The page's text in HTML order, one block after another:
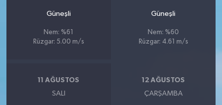
Güneşli
Nem: %61
Rüzgar: 5.00 m/s
Güneşli
Nem: %60
Rüzgar: 4.61 m/s
11 AĞUSTOS
SALI
12 AĞUSTOS
ÇARŞAMBA